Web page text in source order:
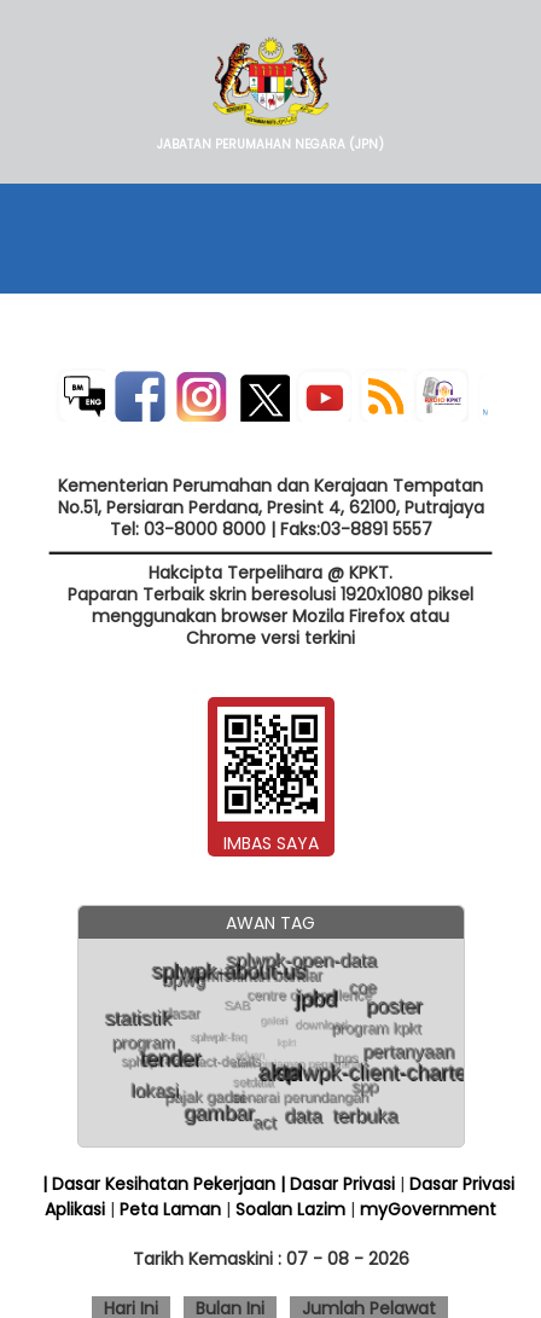
JABATAN PERUMAHAN NEGARA (JPN)
Kementerian Perumahan dan Kerajaan Tempatan
No.51, Persiaran Perdana, Presint 4, 62100, Putrajaya
Tel: 03-8000 8000 | Faks:03-8891 5557
Hakcipta Terpelihara @ KPKT.
Paparan Terbaik skrin beresolusi 1920x1080 piksel
menggunakan browser Mozila Firefox atau
Chrome versi terkini
IMBAS SAYA
AWAN TAG
| Dasar Kesihatan Pekerjaan | Dasar Privasi| Dasar Privasi
Aplikasi | Peta Laman | Soalan Lazim | myGovernment
Tarikh Kemaskini : 07 - 08 - 2026
Hari Ini Bulan Ini Jumlah Pelawat